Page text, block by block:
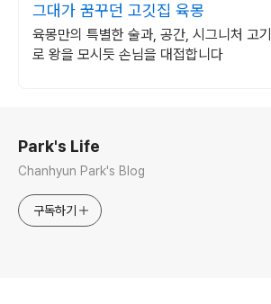
그대가 꿈꾸던 고깃집 육몽
육몽만의 특별한 술과, 공간, 시그니처 고기
로 왕을 모시듯 손님을 대접합니다
Park's Life
Chanhyun Park's Blog
구독하기